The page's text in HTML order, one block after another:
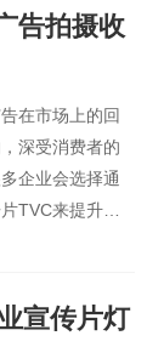
功企业广告片
三大要素。
告拍摄收
在市场上的回
深受消费者的
企业会选择通
TVC来提升自
有哪些呢？
宣传片灯